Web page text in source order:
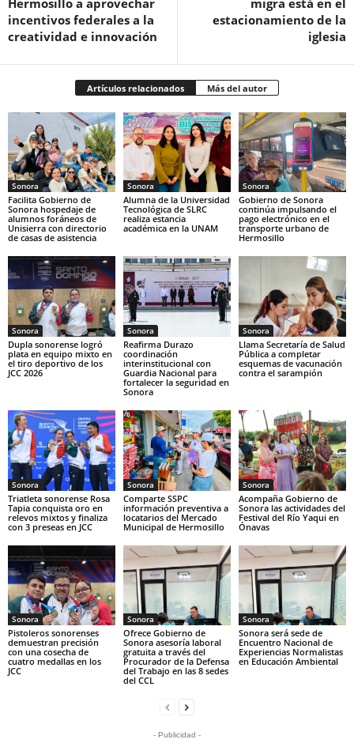
incentivos federales a la
creatividad e innovación
estacionamiento de la
iglesia
Artículos relacionados Más del autor
Sonora
Facilita Gobierno de
Sonora hospedaje de
alumnos foráneos de
Unisierra con directorio
de casas de asistencia
Sonora
Alumna de la Universidad
Tecnológica de SLRC
realiza estancia
académica en la UNAM
Sonora
Gobierno de Sonora
continúa impulsando el
pago electrónico en el
transporte urbano de
Hermosillo
Sonora
Dupla sonorense logró
plata en equipo mixto en
el tiro deportivo de los
JCC 2026
Sonora
Reafirma Durazo
coordinación
interinstitucional con
Guardia Nacional para
fortalecer la seguridad en
Sonora
Sonora
Llama Secretaría de Salud
Pública a completar
esquemas de vacunación
contra el sarampión
Sonora
Triatleta sonorense Rosa
Tapia conquista oro en
relevos mixtos y finaliza
con 3 preseas en JCC
Sonora
Comparte SSPC
información preventiva a
locatarios del Mercado
Municipal de Hermosillo
Sonora
Acompaña Gobierno de
Sonora las actividades del
Festival del Río Yaqui en
Ónavas
Sonora
Pistoleros sonorenses
demuestran precisión
con una cosecha de
cuatro medallas en los
JCC
Sonora
Ofrece Gobierno de
Sonora asesoría laboral
gratuita a través del
Procurador de la Defensa
del Trabajo en las 8 sedes
del CCL
Sonora
Sonora será sede de
Encuentro Nacional de
Experiencias Normalistas
en Educación Ambiental
- Publicidad -